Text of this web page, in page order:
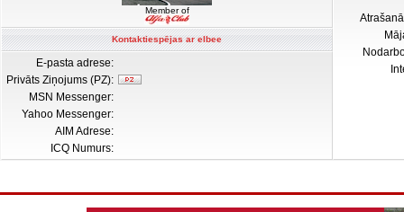
Member of
Kontaktiespējas ar elbee
E-pasta adrese:
Privāts Ziņojums (PZ):
MSN Messenger:
Yahoo Messenger:
AIM Adrese:
ICQ Numurs: